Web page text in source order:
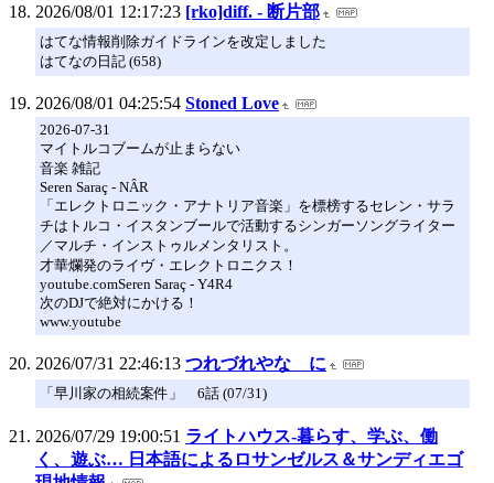
2026/08/01 12:17:23 [rko]diff. - 断片部
はてな情報削除ガイドラインを改定しました
はてなの日記 (658)
2026/08/01 04:25:54 Stoned Love
2026-07-31
マイトルコブームが止まらない
音楽 雑記
Seren Saraç - NÂR
「エレクトロニック・アナトリア音楽」を標榜するセレン・サラ
チはトルコ・イスタンブールで活動するシンガーソングライター
／マルチ・インストゥルメンタリスト。
才華爛発のライヴ・エレクトロニクス！
youtube.comSeren Saraç - Y4R4
次のDJで絶対にかける！
www.youtube
2026/07/31 22:46:13 つれづれやな に
「早川家の相続案件」 6話 (07/31)
2026/07/29 19:00:51 ライトハウス-暮らす、学ぶ、働
く、遊ぶ… 日本語によるロサンゼルス＆サンディエゴ